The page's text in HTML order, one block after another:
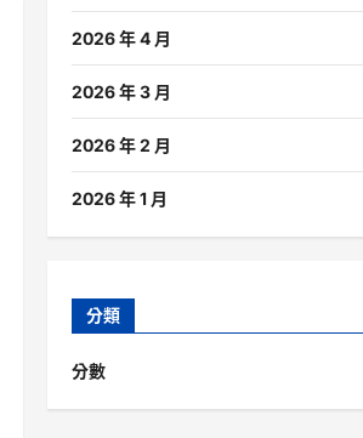
2026 年 4 月
2026 年 3 月
2026 年 2 月
2026 年 1 月
分類
分數